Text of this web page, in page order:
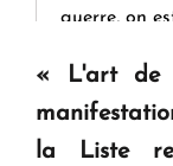
guerre, on
" Tant qu'il
question
« L'art de
la Liste